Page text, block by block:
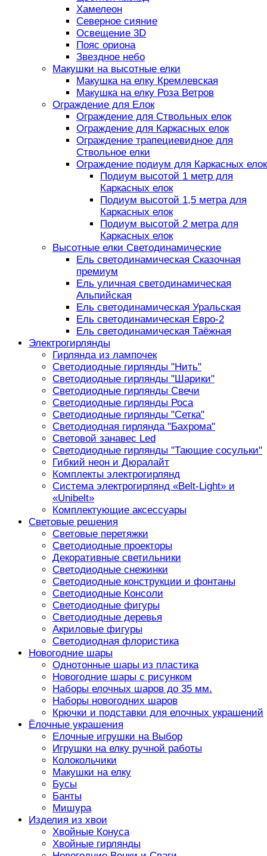
Хамелеон
Северное сияние
Освещение 3D
Пояс ориона
Звездное небо
Макушки на высотные елки
Макушка на елку Кремлевская
Макушка на елку Роза Ветров
Ограждение для Елок
Ограждение для Ствольных елок
Ограждение для Каркасных елок
Ограждение трапециевидное для
Ствольное елки
Ограждение подиум для Каркасных елок
Подиум высотой 1 метр для
Каркасных елок
Подиум высотой 1,5 метра для
Каркасных елок
Подиум высотой 2 метра для
Каркасных елок
Высотные елки Светодинамические
Ель светодинамическая Сказочная
премиум
Ель уличная светодинамическая
Альпийская
Ель светодинамическая Уральская
Ель светодинамическая Евро-2
Ель светодинамическая Таёжная
Электрогирлянды
Гирлянда из лампочек
Светодиодные гирлянды "Нить"
Светодиодные гирлянды "Шарики"
Светодиодные гирлянды Свечи
Светодиодные гирлянды Роса
Светодиодные гирлянды "Сетка"
Светодиодная гирлянда "Бахрома"
Световой занавес Led
Светодиодные гирлянды "Тающие сосульки"
Гибкий неон и Дюралайт
Комплекты электрогирлянд
Система электрогирлянд «Belt-Light» и
«Unibelt»
Комплектующие аксессуары
Световые решения
Световые перетяжки
Светодиодные проекторы
Декоративные светильники
Светодиодные снежинки
Светодиодные конструкции и фонтаны
Светодиодные Консоли
Светодиодные фигуры
Светодиодные деревья
Акриловые фигуры
Светодиодная флористика
Новогодние шары
Однотонные шары из пластика
Новогодние шары с рисунком
Наборы елочных шаров до 35 мм.
Наборы новогодних шаров
Крючки и подставки для елочных украшений
Ёлочные украшения
Елочные игрушки на Выбор
Игрушки на елку ручной работы
Колокольчики
Макушки на елку
Бусы
Банты
Мишура
Изделия из хвои
Хвойные Конуса
Хвойные гирлянды